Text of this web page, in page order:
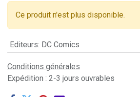
Ce produit n'est plus disponible.
Editeurs: DC Comics
Conditions générales
Expédition : 2-3 jours ouvrables